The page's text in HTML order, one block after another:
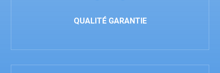
QUALITÉ GARANTIE